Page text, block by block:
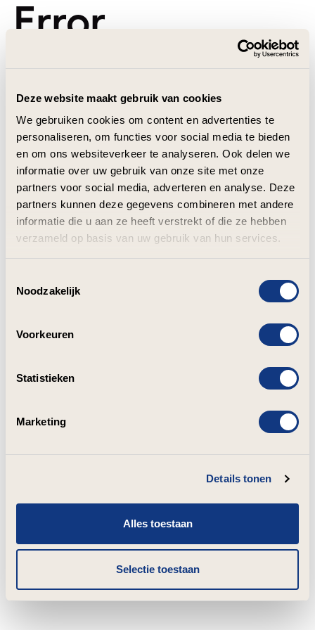
Deze website maakt gebruik van cookies
We gebruiken cookies om content en advertenties te
personaliseren, om functies voor social media te bieden
en om ons websiteverkeer te analyseren. Ook delen we
informatie over uw gebruik van onze site met onze
partners voor social media, adverteren en analyse. Deze
partners kunnen deze gegevens combineren met andere
informatie die u aan ze heeft verstrekt of die ze hebben
verzameld op basis van uw gebruik van hun services.
Noodzakelijk
Voorkeuren
Statistieken
Marketing
Details tonen
Alles toestaan
Selectie toestaan
Error